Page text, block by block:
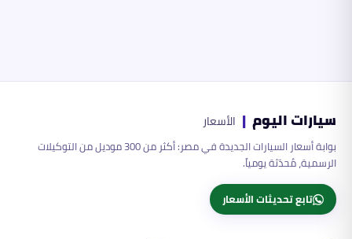
سيارات اليوم | الأسعار
بوابة أسعار السيارات الجديدة في مصر: أكثر من 300 موديل من التوكيلات
الرسمية، مُحدّثة يومياً.
تابع تحديثات الأسعار